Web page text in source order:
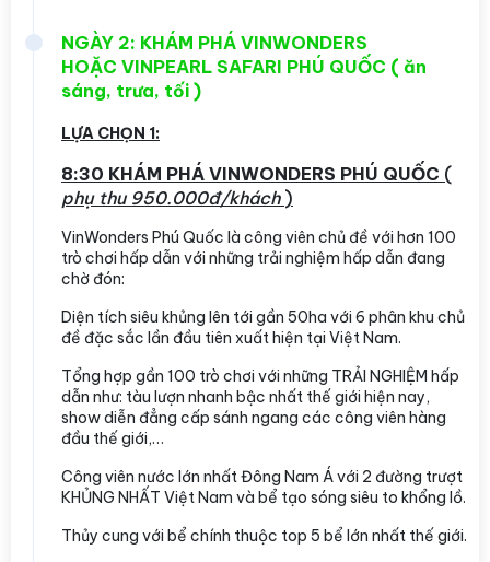
NGÀY 2: KHÁM PHÁ VINWONDERS
HOẶC VINPEARL SAFARI PHÚ QUỐC ( ăn
sáng, trưa, tối )
LỰA CHỌN 1:
8:30 KHÁM PHÁ VINWONDERS PHÚ QUỐC (
phụ thu 950.000đ/khách )
VinWonders Phú Quốc là công viên chủ đề với hơn 100
trò chơi hấp dẫn với những trải nghiệm hấp dẫn đang
chờ đón:
Diện tích siêu khủng lên tới gần 50ha với 6 phân khu chủ
đề đặc sắc lần đầu tiên xuất hiện tại Việt Nam.
Tổng hợp gần 100 trò chơi với những TRẢI NGHIỆM hấp
dẫn như: tàu lượn nhanh bậc nhất thế giới hiện nay,
show diễn đẳng cấp sánh ngang các công viên hàng
đầu thế giới,…
Công viên nước lớn nhất Đông Nam Á với 2 đường trượt
KHỦNG NHẤT Việt Nam và bể tạo sóng siêu to khổng lồ.
Thủy cung với bể chính thuộc top 5 bể lớn nhất thế giới.